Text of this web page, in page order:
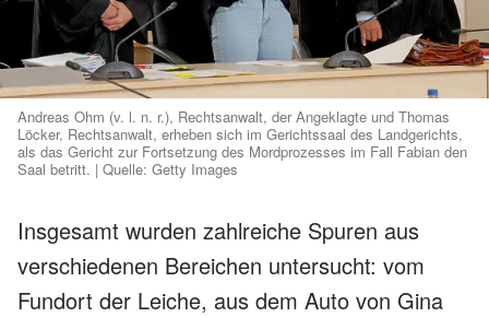
Andreas Ohm (v. l. n. r.), Rechtsanwalt, der Angeklagte und Thomas
Löcker, Rechtsanwalt, erheben sich im Gerichtssaal des Landgerichts,
als das Gericht zur Fortsetzung des Mordprozesses im Fall Fabian den
Saal betritt. | Quelle: Getty Images
Insgesamt wurden zahlreiche Spuren aus
verschiedenen Bereichen untersucht: vom
Fundort der Leiche, aus dem Auto von Gina